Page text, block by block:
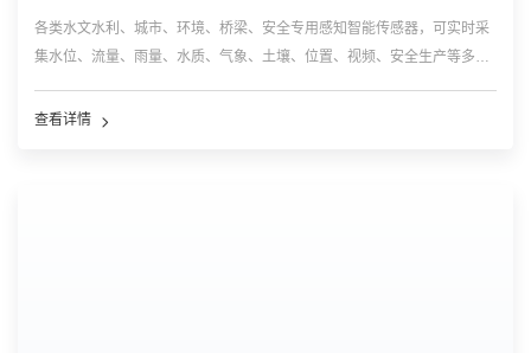
各类水文水利、城市、环境、桥梁、安全专用感知智能传感器，可实时采
集水位、流量、雨量、水质、气象、土壤、位置、视频、安全生产等多维
层数据采集核心入口，广泛应用于水利、环保、安监、农业、市政监测场
查看详情